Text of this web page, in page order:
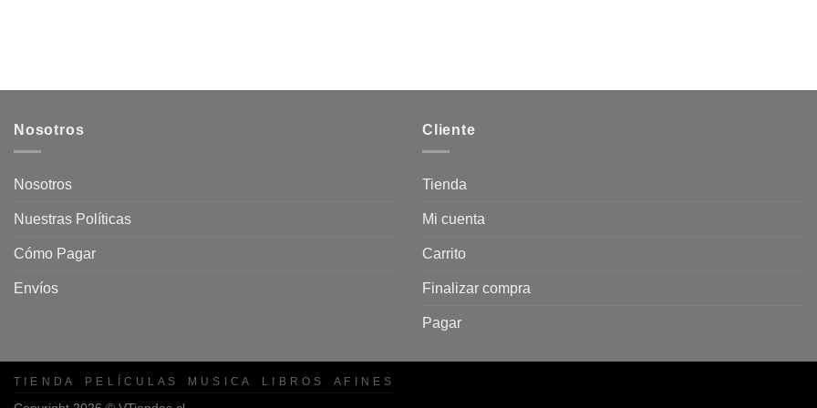
Nosotros
Nosotros
Nuestras Políticas
Cómo Pagar
Envíos
Cliente
Tienda
Mi cuenta
Carrito
Finalizar compra
Pagar
T I E N D A P E L Í C U L A S M U S I C A L I B R O S A F I N E S